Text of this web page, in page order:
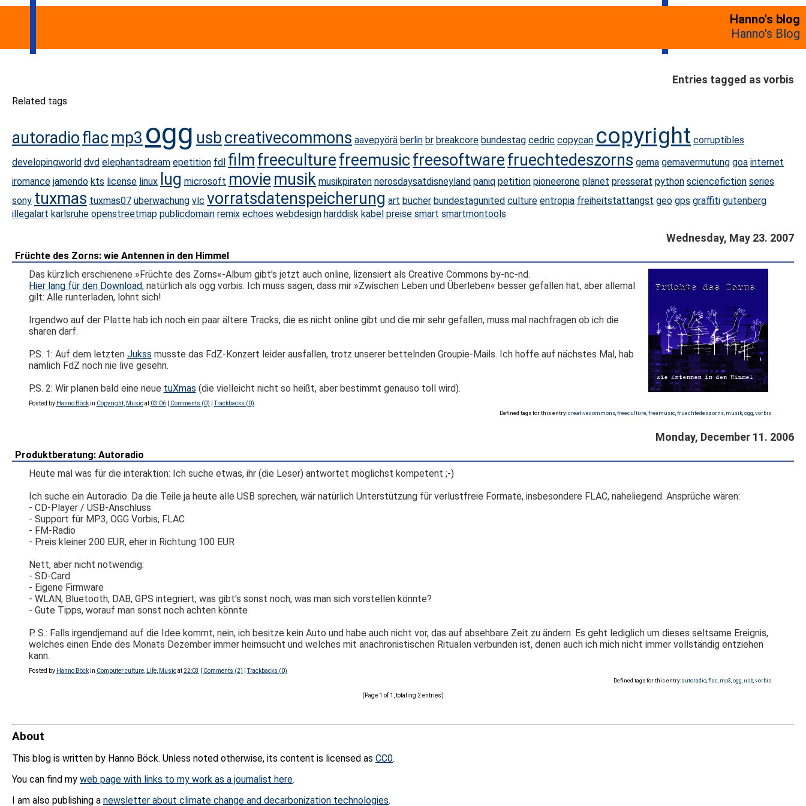
Hanno's blog
Hanno's Blog
Entries tagged as vorbis
Related tags
autoradioflac mp3 ogg usbcreativecommons aavepyörä berlin br breakcore bundestag cedric copycan copyright corruptibles
developingworld dvd elephantsdream epetition fdl filmfreeculturefreemusicfreesoftwarefruechtedeszorns gema gemavermutung goa internet
iromance jamendo kts license linux lug microsoft movie musik musikpiraten nerosdaysatdisneyland paniq petition pioneerone planet presserat python sciencefiction series
sony tuxmas tuxmas07 überwachung vlc vorratsdatenspeicherung art bücher bundestagunited culture entropia freiheitstattangst geo gps graffiti gutenberg
illegalart karlsruhe openstreetmap publicdomain remix echoes webdesign harddisk kabel preise smart smartmontools
Wednesday, May 23. 2007
Früchte des Zorns: wie Antennen in den Himmel
Das kürzlich erschienene »Früchte des Zorns«-Album gibt's jetzt auch online, lizensiert als Creative Commons by-nc-nd.
Hier lang für den Download, natürlich als ogg vorbis. Ich muss sagen, dass mir »Zwischen Leben und Überleben« besser gefallen hat, aber allemal
gilt: Alle runterladen, lohnt sich!
Irgendwo auf der Platte hab ich noch ein paar ältere Tracks, die es nicht online gibt und die mir sehr gefallen, muss mal nachfragen ob ich die
sharen darf.
P.S. 1: Auf dem letzten Jukss musste das FdZ-Konzert leider ausfallen, trotz unserer bettelnden Groupie-Mails. Ich hoffe auf nächstes Mal, hab
nämlich FdZ noch nie live gesehn.
P.S. 2: Wir planen bald eine neue tuXmas (die vielleicht nicht so heißt, aber bestimmt genauso toll wird).
Posted by Hanno Böckin Copyright, Musicat 03:06| Comments (0) |Trackbacks (0)
Defined tags for this entry:creativecommons ,freeculture ,freemusic ,fruechtedeszorns musik ,ogg ,vorbis
Monday, December 11. 2006
Produktberatung: Autoradio
Heute mal was für die interaktion: Ich suche etwas, ihr (die Leser) antwortet möglichst kompetent ;-)
Ich suche ein Autoradio. Da die Teile ja heute alle USB sprechen, wär natürlich Unterstützung für verlustfreie Formate, insbesondere FLAC, naheliegend. Ansprüche wären:
- CD-Player / USB-Anschluss
- Support für MP3, OGG Vorbis, FLAC
- FM-Radio
- Preis kleiner 200 EUR, eher in Richtung 100 EUR
Nett, aber nicht notwendig:
- SD-Card
- Eigene Firmware
- WLAN, Bluetooth, DAB, GPS integriert, was gibt's sonst noch, was man sich vorstellen könnte?
- Gute Tipps, worauf man sonst noch achten könnte
P. S.: Falls irgendjemand auf die Idee kommt, nein, ich besitze kein Auto und habe auch nicht vor, das auf absehbare Zeit zu ändern. Es geht lediglich um dieses seltsame Ereignis,
welches einen Ende des Monats Dezember immer heimsucht und welches mit anachronistischen Ritualen verbunden ist, denen auch ich mich nicht immer vollständig entziehen
kann.
Posted by Hanno Böckin Computer culture, Life, Musicat 22:03 Comments (2) |Trackbacks (0)
Defined tags for this entry:autoradio ,flac mp3 ,ogg usb ,vorbis
(Page 1 of 1, totaling 2 entries)
About
This blog is written by Hanno Böck. Unless noted otherwise, its content is licensed as CC0.
You can find my web page with links to my work as a journalist here.
I am also publishing a newsletter about climate change and decarbonization technologies.